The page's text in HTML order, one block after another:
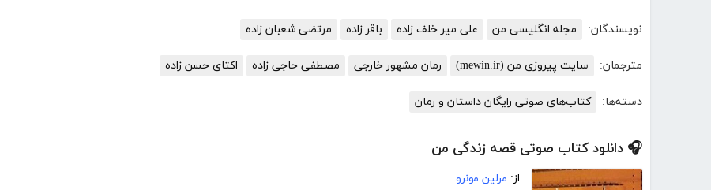
نویسندگان: مجله انگلیسی من على مير خلف زاده باقر زاده مرتضی شعبان زاده
مترجمان: سایت پیروزی من (mewin.ir) رمان مشهور خارجی مصطفی حاجی زاده اكتای حسن زاده
دسته‌ها: کتاب‌های صوتی رایگان داستان و رمان
🎧 دانلود کتاب صوتی قصه زندگی من
از: مرلین مونرو